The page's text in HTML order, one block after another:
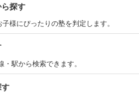
探す
様にぴったりの塾を判定します。
駅から検索できます。
す